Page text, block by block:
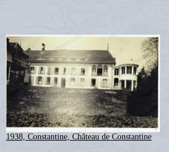
1938, Constantine, Château de Constantine